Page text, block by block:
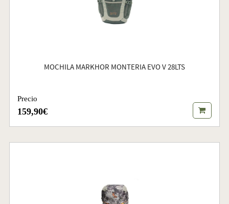
MOCHILA MARKHOR MONTERIA EVO V 28LTS
Precio
159,90€